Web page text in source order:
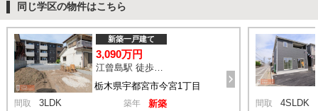
同じ学区の物件はこちら
栃木県宇都宮市今宮1丁目
新築一戸建て
3,090万円
江曾島駅 徒歩23分
間取 3LDK 築年 新築 間取 4SLDK